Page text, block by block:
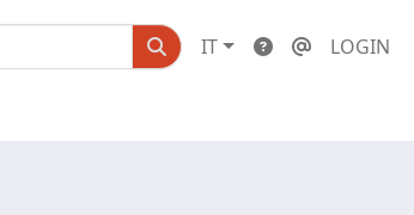
IT LOGIN